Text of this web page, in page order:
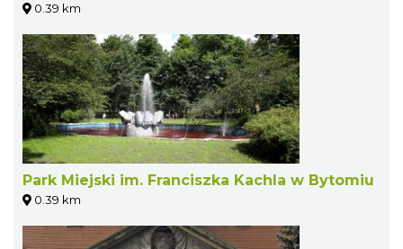
0.39 km
Park Miejski im. Franciszka Kachla w Bytomiu
0.39 km